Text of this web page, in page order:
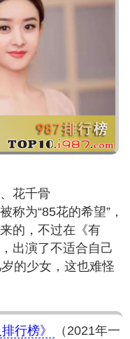
花千骨
称为“85花的希望”，
的，不过在《有
出演了不适合自己
的少女，这也难怪
行榜》
（2021年一